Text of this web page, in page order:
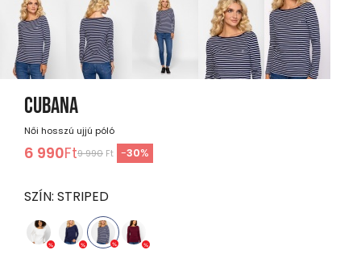
CUBANA
Női hosszú ujjú póló
6 990Ft9 990 Ft -30%
SZÍN: STRIPED